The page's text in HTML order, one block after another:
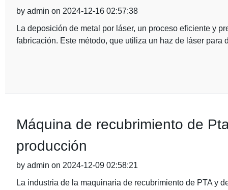
by admin on 2024-12-16 02:57:38
La deposición de metal por láser, un proceso eficiente y
fabricación. Este método, que utiliza un haz de láser para
Máquina de recubrimiento de
producción
by admin on 2024-12-09 02:58:21
La industria de la maquinaria de recubrimiento de PTA y